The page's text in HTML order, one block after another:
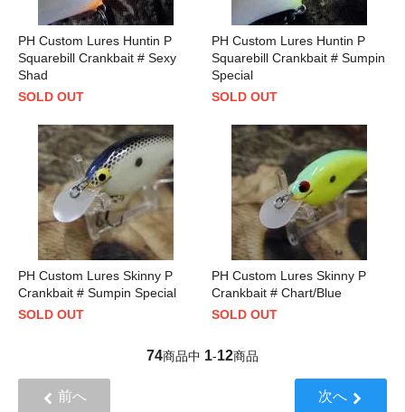
PH Custom Lures Huntin P
Squarebill Crankbait # Sexy
Shad
SOLD OUT
PH Custom Lures Huntin P
Squarebill Crankbait # Sumpin
Special
SOLD OUT
PH Custom Lures Skinny P
Crankbait # Sumpin Special
SOLD OUT
PH Custom Lures Skinny P
Crankbait # Chart/Blue
SOLD OUT
74商品中 1-12商品
前へ 次へ